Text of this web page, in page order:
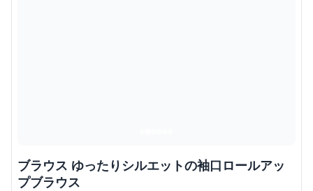
ブラウス ゆったりシルエットの袖口ロールアッ
プブラウス